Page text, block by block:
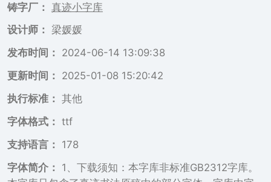
铸字厂： 真迹小字库
设计师：
梁媛媛
发布时间：
2024-06-14 13:09:38
更新时间：
2025-01-08 15:20:42
执行标准： 其他
字体格式： ttf
支持语言：
178
字体简介：
1、下载须知：本字库非标准GB2312字库。